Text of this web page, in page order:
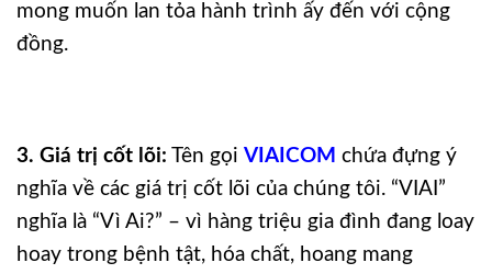
mong muốn lan tỏa hành trình ấy đến với cộng
đồng.
3. Giá trị cốt lõi: Tên gọi VIAICOM chứa đựng ý
nghĩa về các giá trị cốt lõi của chúng tôi. “VIAI”
nghĩa là “Vì Ai?” – vì hàng triệu gia đình đang loay
hoay trong bệnh tật, hóa chất, hoang mang